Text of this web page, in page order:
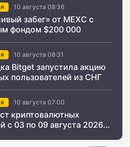
10 августа 08:36
забег» от MEXC с
фондом $200 000
10 августа 08:31
Bitget запустила акцию
пользователей из СНГ
10 августа 07:00
криптовалютных
с 03 по 09 августа 2026